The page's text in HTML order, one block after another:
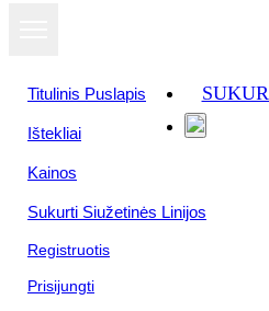
Titulinis Puslapis
Ištekliai
Kainos
Sukurti Siužetinės Linijos
Registruotis
Prisijungti